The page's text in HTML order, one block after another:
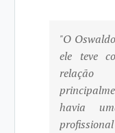
"O
ele teve
havia